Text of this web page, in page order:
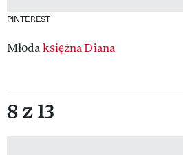
PINTEREST
Młodaksiężna Diana
8 z 13